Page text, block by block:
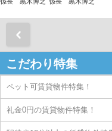
こだわり特集
ペット可賃貸物件特集！
礼金0円の賃貸物件特集！